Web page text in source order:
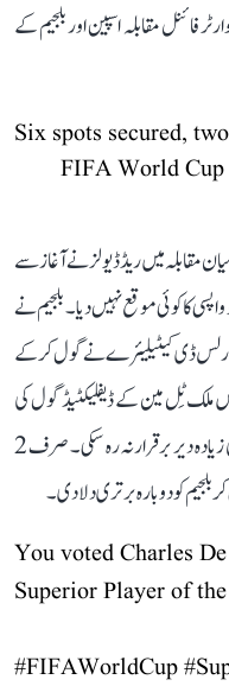
فائنل مقابلہ اسپین اور بلجیم کے
Six spots secured,
مقابلہ میں ریڈ ڈیولز نے آغاز سے
کا کوئی موقع نہیں دیا۔ بلجیم نے
چارلس ڈی کیٹیلیئرے نے گول کر کے
امریکہ نے 31ویں منٹ میں ملک ٹِل مین کے ڈیفلیکٹیڈ گول کی
بدولت اسکور 1-1 سے برابر کر دیا، لیکن یہ خوشی زیادہ دیر برقرار نہ رہ سکی۔ صرف 2
کو دوبارہ برتری دلا دی۔
You voted Charles
Superior Player of the
#FIFAWorldCup